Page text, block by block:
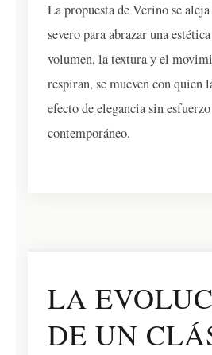
La propuesta de Verino se
severo para abrazar una
volumen, la textura y el
respiran, se mueven con quien
efecto de elegancia sin
contemporáneo.
LA
DE UN